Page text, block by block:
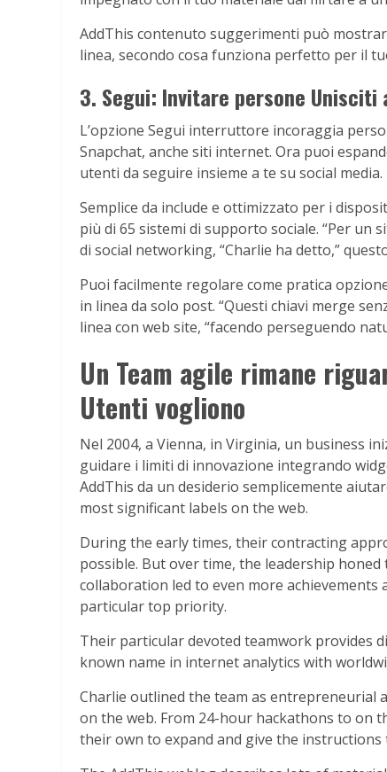
AddThis contenuto suggerimenti può
linea, secondo cosa funziona perfetto per il
3. Segui: Invitare persone
L’opzione Segui interruttore incoraggia
Snapchat, anche siti internet. Ora puoi
utenti da seguire insieme a te su social media.
Semplice da include e ottimizzato per i
più di 65 sistemi di supporto sociale. “Per
di social networking, “Charlie ha detto,”
Puoi facilmente regolare come pratica
in linea da solo post. “Questi chiavi merge
linea con web site, “facendo perseguendo
Un Team agile rimane
Utenti vogliono
Nel 2004, a Vienna, in Virginia, un business
guidare i limiti di innovazione integrando
AddThis da un desiderio semplicemente
most significant labels on the web.
During the early times, their contracting
possible. But over time, the leadership
collaboration led to even more
particular top priority.
Their particular devoted teamwork provides
known name in internet analytics with
Charlie outlined the team as entrepreneurial
on the web. From 24-hour hackathons to on
their own to expand and give the instructions